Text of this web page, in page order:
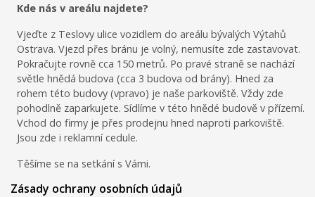
Kde nás v areálu najdete?
Vjeďte z Teslovy ulice vozidlem do areálu bývalých Výtahů
Ostrava. Vjezd přes bránu je volný, nemusíte zde zastavovat.
Pokračujte rovně cca 150 metrů. Po pravé straně se nachází
světle hnědá budova (cca 3 budova od brány). Hned za
rohem této budovy (vpravo) je naše parkoviště. Vždy zde
pohodlně zaparkujete. Sídlíme v této hnědé budově v přízemí.
Vchod do firmy je přes prodejnu hned naproti parkoviště.
Jsou zde i reklamní cedule.
Těšíme se na setkání s Vámi.
Zásady ochrany osobních údajů